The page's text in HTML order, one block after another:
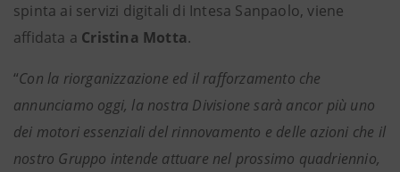
spinta ai servizi digitali di Intesa Sanpaolo, viene
affidata a Cristina Motta.
“Con la riorganizzazione ed il rafforzamento che
annunciamo oggi, la nostra Divisione sarà ancor più uno
dei motori essenziali del rinnovamento e delle azioni che il
nostro Gruppo intende attuare nel prossimo quadriennio,